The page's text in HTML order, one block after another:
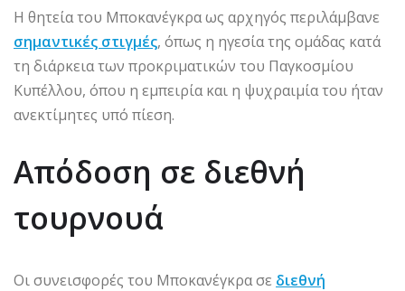
Η θητεία του Μποκανέγκρα ως αρχηγός περιλάμβανε
σημαντικές στιγμές, όπως η ηγεσία της ομάδας κατά
τη διάρκεια των προκριματικών του Παγκοσμίου
Κυπέλλου, όπου η εμπειρία και η ψυχραιμία του ήταν
ανεκτίμητες υπό πίεση.
Απόδοση σε διεθνή
τουρνουά
Οι συνεισφορές του Μποκανέγκρα σε διεθνή